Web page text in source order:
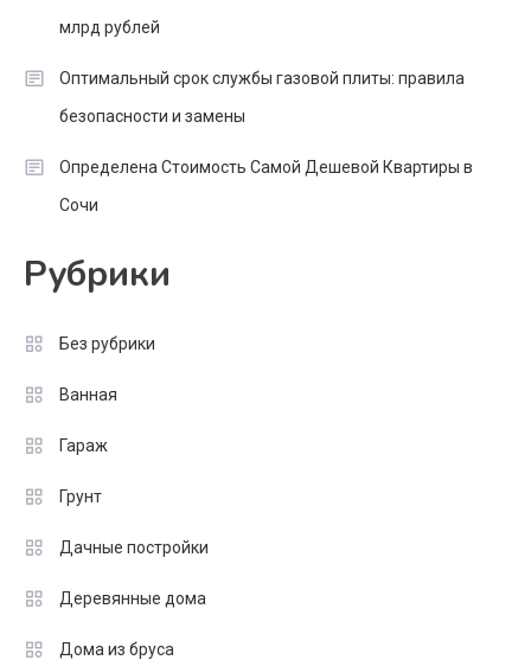
млрд рублей
Оптимальный срок службы газовой плиты: правила
безопасности и замены
Определена Стоимость Самой Дешевой Квартиры в
Сочи
Рубрики
Без рубрики
Ванная
Гараж
Грунт
Дачные постройки
Деревянные дома
Дома из бруса